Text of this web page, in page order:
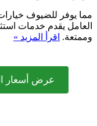
مما يوفر للضيوف
العامل يقدم خدمات
وممتعة. اقرأ المزيد »
عرض أسعار